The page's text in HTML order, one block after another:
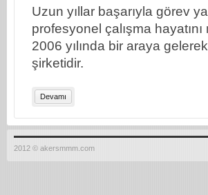
Uzun yıllar başarıyla görev
profesyonel çalışma
2006 yılında bir araya
şirketidir.
Devamı
2012 © akersmmm.com